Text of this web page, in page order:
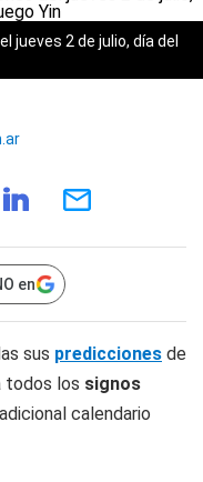
jueves 2 de julio, día del
en
sus predicciones de
todos los signos
calendario